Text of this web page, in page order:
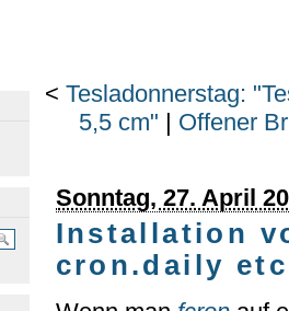
< Tesladonnerstag:
5,5 cm" | Offener
Sonntag, 27. April
Installation
cron.daily